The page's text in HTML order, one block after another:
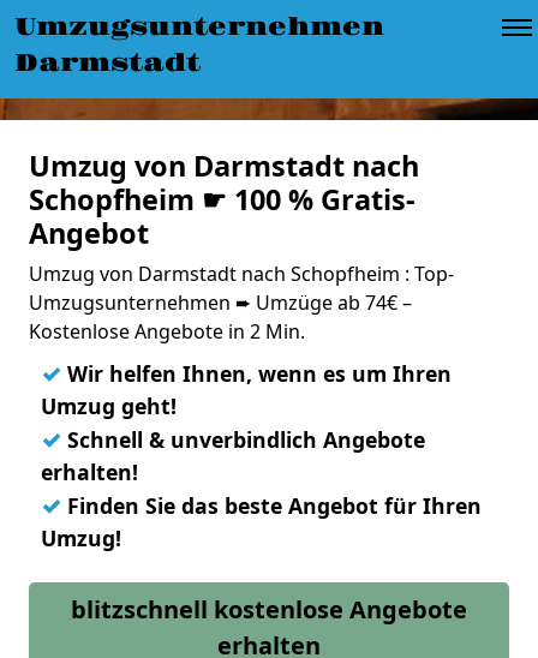
Umzugsunternehmen
Darmstadt
Umzug von Darmstadt nach
Schopfheim ☛ 100 % Gratis-
Angebot
Umzug von Darmstadt nach Schopfheim : Top-
Umzugsunternehmen ➨ Umzüge ab 74€ –
Kostenlose Angebote in 2 Min.
✓ Wir helfen Ihnen, wenn es um Ihren
Umzug geht!
✓ Schnell & unverbindlich Angebote
erhalten!
✓ Finden Sie das beste Angebot für Ihren
Umzug!
blitzschnell kostenlose Angebote
erhalten